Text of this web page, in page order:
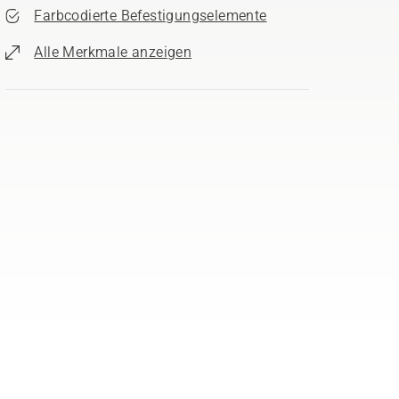
Farbcodierte Befestigungselemente
Alle Merkmale anzeigen